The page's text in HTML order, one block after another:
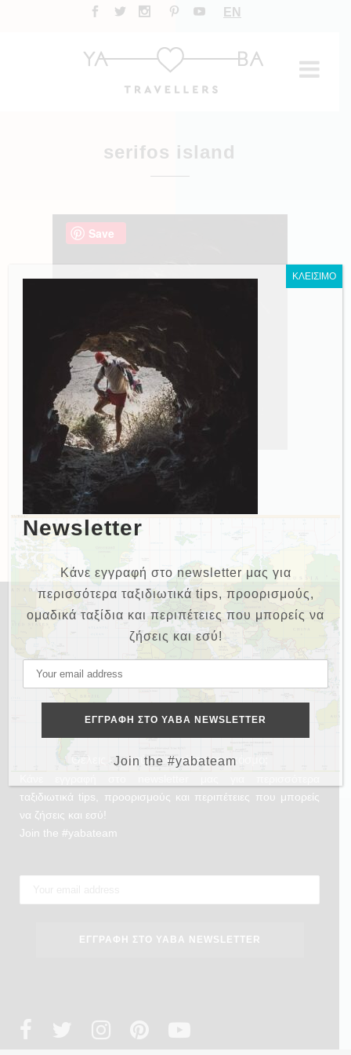
EN
serifos island
NEWSLETTER
Θέλεις και εσύ να γυρίσεις τον κόσμο;
ταξιδιωτικά tips, προορισμούς και περιπέτειες που μπορείς
να ζήσεις και εσύ!
Join the #yabateam
Newsletter
Κάνε εγγραφή στο newsletter μας για
περισσότερα ταξιδιωτικά tips, προορισμούς,
ομαδικά ταξίδια και περιπέτειες που μπορείς να
ζήσεις και εσύ!
Join the #yabateam
ΚΛΕΙΣΙΜΟ
Save